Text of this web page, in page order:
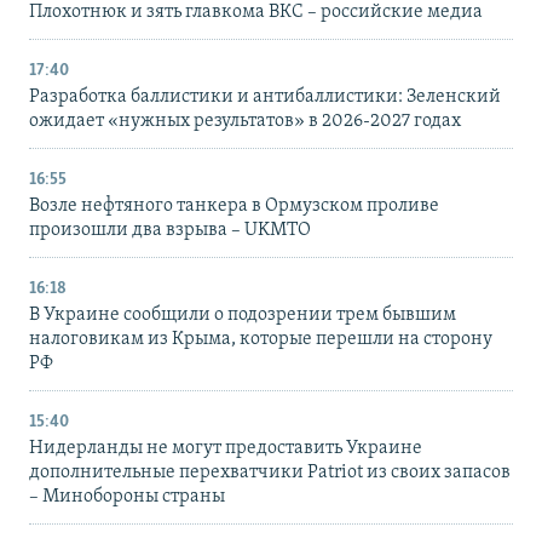
Плохотнюк и зять главкома ВКС – российские медиа
17:40
Разработка баллистики и антибаллистики: Зеленский
ожидает «нужных результатов» в 2026-2027 годах
16:55
Возле нефтяного танкера в Ормузском проливе
произошли два взрыва – UKMTO
16:18
В Украине сообщили о подозрении трем бывшим
налоговикам из Крыма, которые перешли на сторону
РФ
15:40
Нидерланды не могут предоставить Украине
дополнительные перехватчики Patriot из своих запасов
– Минобороны страны